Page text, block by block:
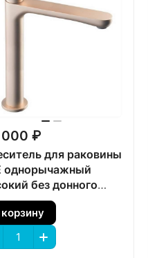
₽
для раковины
однорычажный
без донного
золотой